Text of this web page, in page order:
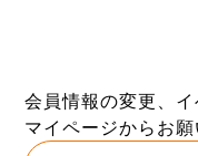
会員情報の変更、
マイページからお願